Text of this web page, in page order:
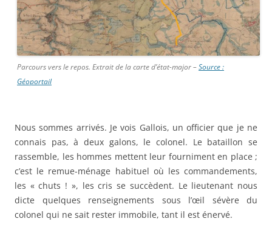
Parcours vers le repos. Extrait de la carte d’état-major –Source :
Géoportail
Nous sommes arrivés. Je vois Gallois, un officier que je ne
connais pas, à deux galons, le colonel. Le bataillon se
rassemble, les hommes mettent leur fourniment en place ;
c’est le remue-ménage habituel où les commandements,
les « chuts ! », les cris se succèdent. Le lieutenant nous
dicte quelques renseignements sous l’œil sévère du
colonel qui ne sait rester immobile, tant il est énervé.